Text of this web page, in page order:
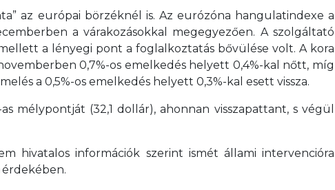
az európai börzéknél is. Az eurózóna hangulatindexe a
a várakozásokkal megegyezően. A szolgáltató
a lényegi pont a foglalkoztatás bővülése volt. A kora
0,7%-os emelkedés helyett 0,4%-kal nőtt, míg
a 0,5%-os emelkedés helyett 0,3%-kal esett vissza.
(32,1 dollár), ahonnan visszapattant, s végül
hivatalos információk szerint ismét állami intervencióra